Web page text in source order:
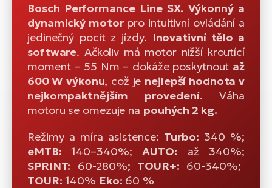
Bosch Performance Line SX. Výkonný a
dynamický motorpro intuitivní ovládání a
jedinečný pocit z jízdy. Inovativní tělo a
software. Ačkoliv má motor nižší kroutící
moment – 55 Nm – dokáže poskytnout až
600 W výkonu, což je nejlepší hodnota v
nejkompaktnějším provedení. Váha
motoru se omezuje na pouhých 2 kg.
Režimy a míra asistence: Turbo: 340 %;
eMTB:140–340%;AUTO: až 340%;
SPRINT: 60-280%; TOUR+: 60-340%;
TOUR: 140% Eko: 60 %